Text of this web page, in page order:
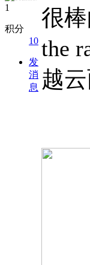
积分
10
发
消
息
很
the
越